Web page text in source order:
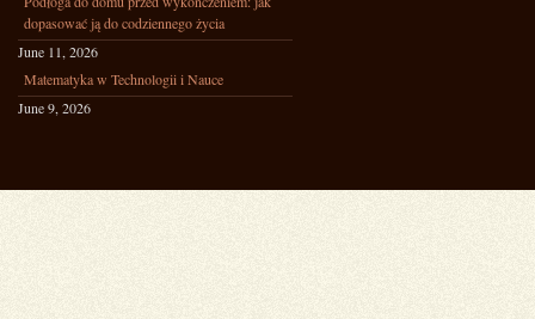
dopasować ją do codziennego życia
June 11, 2026
Matematyka w Technologii i Nauce
June 9, 2026